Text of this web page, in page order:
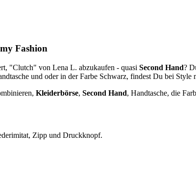
Fashion
"Clutch" von Lena L. abzukaufen - quasi Second Hand?
und oder in der Farbe Schwarz, findest Du bei
Kleiderbörse, Second Hand, Handtasche, die
Zipp und Druckknopf.